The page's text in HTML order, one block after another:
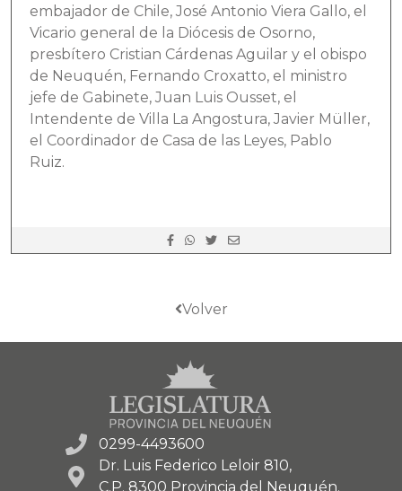
embajador de Chile, José Antonio Viera Gallo, el
Vicario general de la Diócesis de Osorno,
presbítero Cristian Cárdenas Aguilar y el obispo
de Neuquén, Fernando Croxatto, el ministro
jefe de Gabinete, Juan Luis Ousset, el
Intendente de Villa La Angostura, Javier Müller,
el Coordinador de Casa de las Leyes, Pablo
Ruiz.
Volver
0299-4493600
Dr. Luis Federico Leloir 810,
C.P. 8300 Provincia del Neuquén.